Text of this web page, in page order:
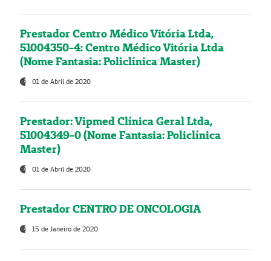
Prestador Centro Médico Vitória Ltda,
51004350-4: Centro Médico Vitória Ltda
(Nome Fantasia: Policlínica Master)
01 de Abril de 2020
Prestador: Vipmed Clínica Geral Ltda,
51004349-0 (Nome Fantasia: Policlínica
Master)
01 de Abril de 2020
Prestador CENTRO DE ONCOLOGIA
15 de Janeiro de 2020